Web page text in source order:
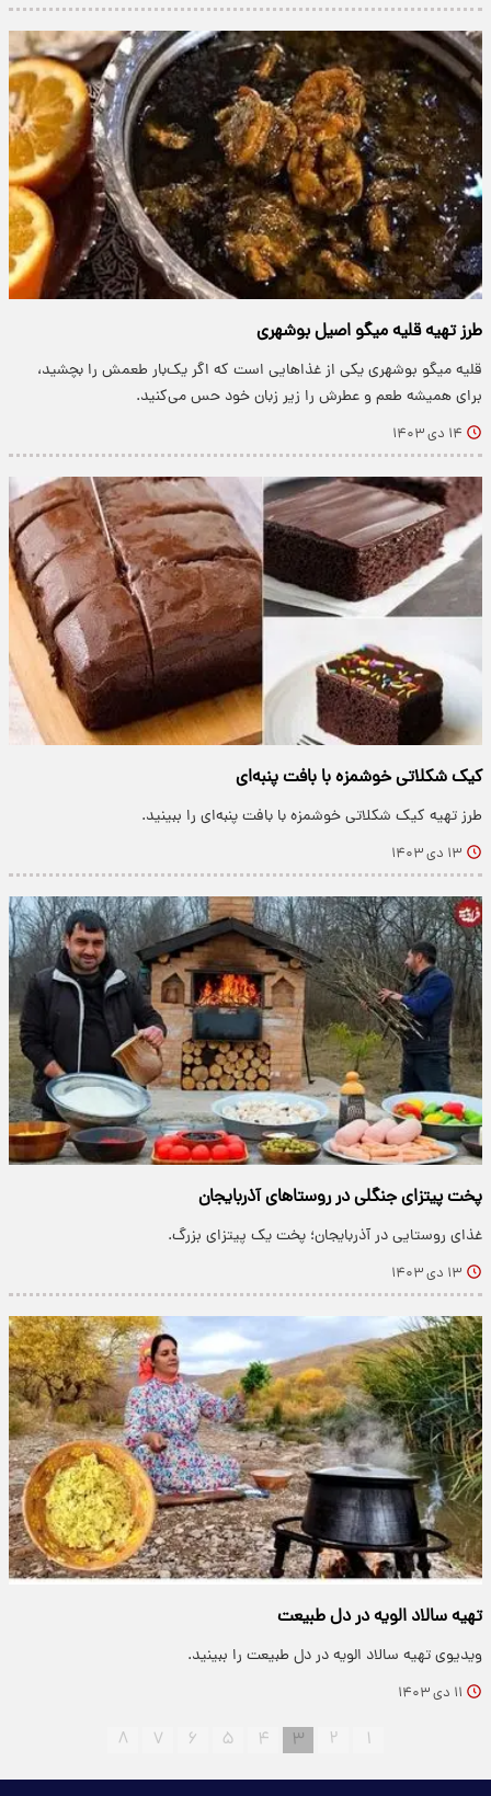
طرز تهیه قلیه میگو اصیل بوشهری
قلیه میگو بوشهری یکی از غذاهایی است که اگر یک‌بار طعمش را بچشید،
برای همیشه طعم و عطرش را زیر زبان خود حس می‌کنید.
۱۴ دی ۱۴۰۳
کیک شکلاتی خوشمزه با بافت پنبه‌ای
طرز تهیه کیک شکلاتی خوشمزه با بافت پنبه‌ای را ببینید.
۱۳ دی ۱۴۰۳
پخت پیتزای جنگلی در روستاهای آذربایجان
غذای روستایی در آذربایجان؛ پخت یک پیتزای بزرگ.
۱۳ دی ۱۴۰۳
تهیه سالاد الویه در دل طبیعت
ویدیوی تهیه سالاد الویه در دل طبیعت را ببینید.
۱۱ دی ۱۴۰۳
۱ ۲ ۳ ۴ ۵ ۶ ۷ ۸